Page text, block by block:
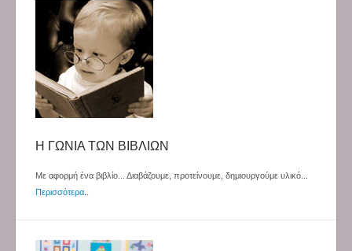
Η ΓΩΝΙΑ ΤΩΝ ΒΙΒΛΙΩΝ
Με αφορμή ένα βιβλίο... Διαβάζουμε, προτείνουμε, δημιουργούμε υλικό...
Περισσότερα